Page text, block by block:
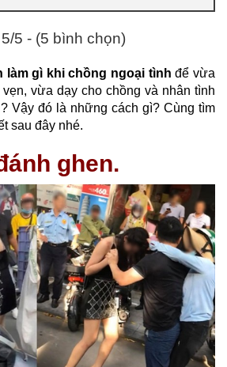
5/5 - (5 bình chọn)
làm gì khi chồng ngoại tình để vừa
vừa dạy cho chồng và nhân tình
Vậy đó là những cách gì? Cùng tìm
sau đây nhé.
ghen.